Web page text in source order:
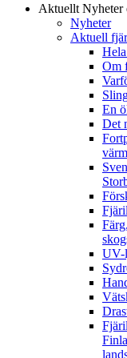
Aktuellt Nyheter
Nyheter
Aktuell
Om
En
Det
UV-